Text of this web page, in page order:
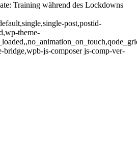
Training während des Lockdowns
post,postid-
theme-
bridge,wpb-js-composer js-comp-ver-